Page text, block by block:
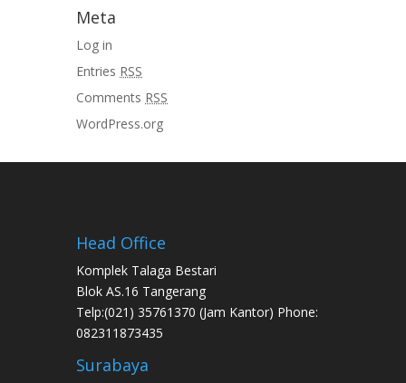
Meta
Log in
Entries RSS
Comments RSS
WordPress.org
Head Office
Komplek Talaga Bestari
Blok AS.16 Tangerang
Telp:(021) 35761370 (Jam Kantor) Phone:
082311873435
Surabaya